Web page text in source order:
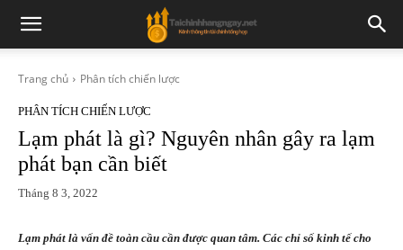
Trang chủ Phân tích chiến lược
PHÂN TÍCH CHIẾN LƯỢC
Lạm phát là gì? Nguyên nhân gây ra lạm
phát bạn cần biết
Tháng 8 3, 2022
Lạm phát là vấn đề toàn cầu cần được quan tâm. Các chỉ số kinh tế cho